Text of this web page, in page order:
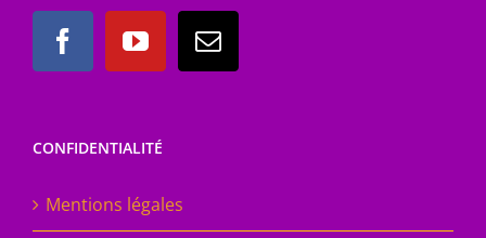
CONFIDENTIALITÉ
Mentions légales